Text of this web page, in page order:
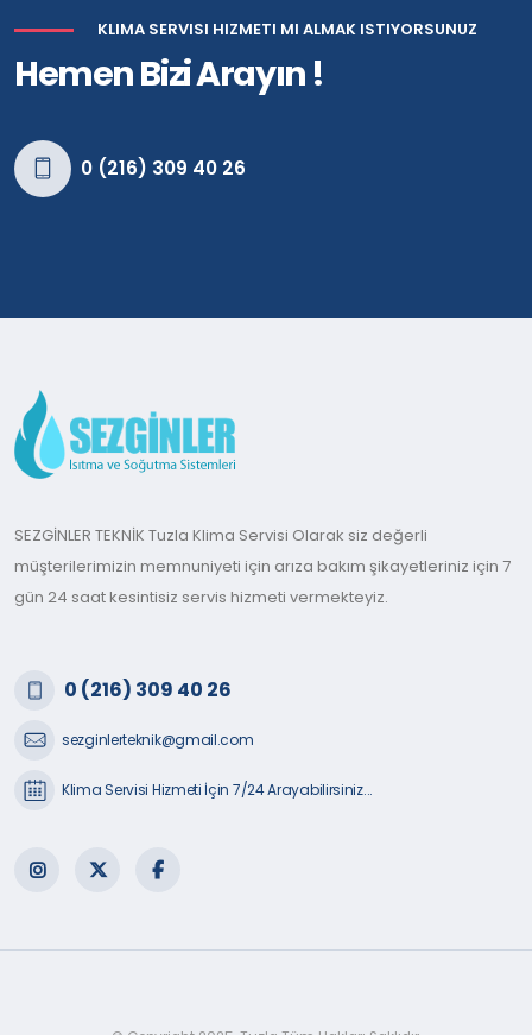
KLIMA SERVISI HIZMETI MI ALMAK ISTIYORSUNUZ
Hemen Bizi Arayın !
0 (216) 309 40 26
SEZGİNLER TEKNİK Tuzla Klima Servisi Olarak siz değerli
müşterilerimizin memnuniyeti için arıza bakım şikayetleriniz için 7
gün 24 saat kesintisiz servis hizmeti vermekteyiz.
0 (216) 309 40 26
sezginlerteknik@gmail.com
Klima Servisi Hizmeti İçin 7/24 Arayabilirsiniz...